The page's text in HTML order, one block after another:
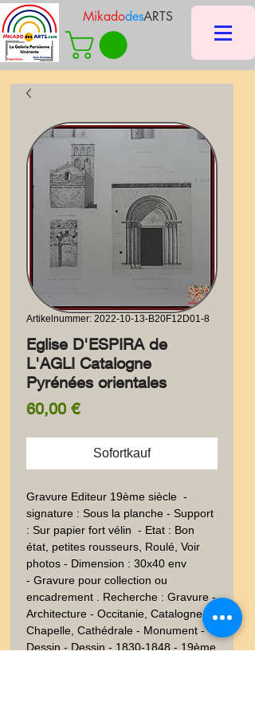
MikadodesARTS
Artikelnummer: 2022-10-13-B20F12D01-8
Eglise D'ESPIRA de
L'AGLI Catalogne
Pyrénées orientales
60,00 €Preis
Sofortkauf
Gravure Editeur 19ème siècle  -
signature : Sous la planche - Support
: Sur papier fort vélin  - Etat : Bon
état, petites rousseurs, Roulé, Voir
photos - Dimension : 30x40 env
- Gravure pour collection ou
encadrement . Recherche : Gravure -
Architecture - Occitanie, Catalogne,
Chapelle, Cathédrale - Monument -
Dessin - Dessin - 1830-1848 - 19ème